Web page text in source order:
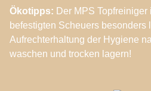
Ökotipps: Der MPS
befestigten Scheuers besonders
Aufrechterhaltung der Hygiene
waschen und trocken lagern!